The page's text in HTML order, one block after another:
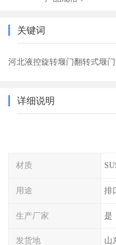
关键词
河北液控旋转堰门翻转式堰
详细说明
材质
用途 排
生产厂家 是
发货地 山